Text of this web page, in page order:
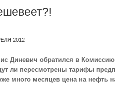
2012
Диневич обратился в
ли пересмотрены тарифы
много месяцев цена на нефть